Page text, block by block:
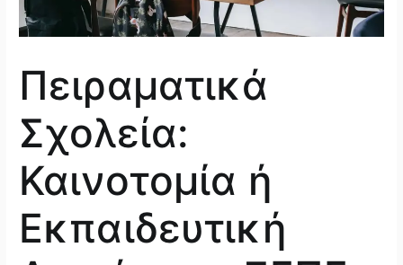
Πειραματικά
Σχολεία:
Καινοτομία ή
Εκπαιδευτική